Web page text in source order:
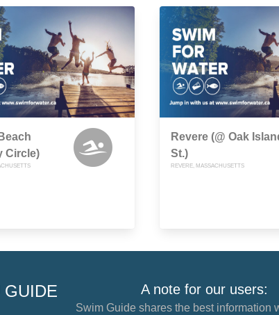
Circle)
Revere (@ Oak
St.)
REVERE, MASSACHUSETTS
A note for our users:
Swim Guide shares the best information